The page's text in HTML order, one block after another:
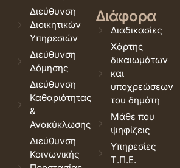
Διεύθυνση
Διοικητικών
Υπηρεσιών
Διεύθυνση
Δόμησης
Διεύθυνση
Καθαριότητας
&
Ανακύκλωσης
Διεύθυνση
Κοινωνικής
Διάφορα
Διαδικασίες
Χάρτης
δικαιωμάτων
και
υποχρεώσεων
του δημότη
Μάθε που
ψηφίζεις
Υπηρεσίες
Τ.Π.Ε.